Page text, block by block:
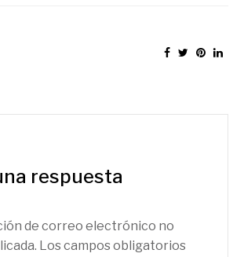
respuesta
de correo electrónico no
Los campos obligatorios